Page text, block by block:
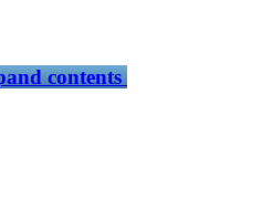
contents